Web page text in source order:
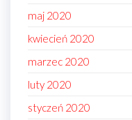
maj 2020
kwiecień 2020
marzec 2020
luty 2020
styczeń 2020